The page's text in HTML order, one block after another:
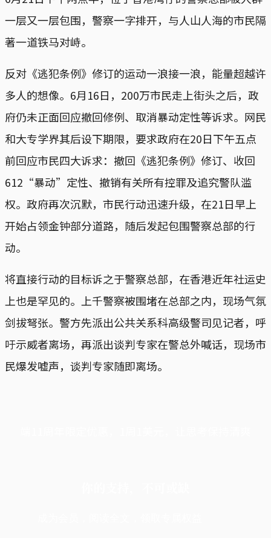
一层又一层包围，警察一字排开，与人山人海的市民隔
著一道铁马对峙。
反对《逃犯条例》修订的运动一浪接一浪，能量超越许
多人的想像。6月16日，200万市民走上街头之后，政
府仍未正面回应撤回修例、取消暴动定性等诉求。网民
和大专学界其后设下期限，要求政府在20日下午五点
前回应市民四大诉求：撤回《逃犯条例》修订、收回
612“暴动”定性、撤销有关所有控罪及追究警队滥
权。政府再次沉默，市民行动迅速升级，在21日早上
开始占领金钟部分道路，随后发起包围警察总部的行
动。
将直接行动的目标诉之于警察总部，在香港近年社运史
上也是罕见的。上千警察被围堵在总部之内，现场气氛
剑拔弩张。警方先派出公共关系科高级警司见记者，呼
吁示威者离场，再派出谈判专家在警总外喊话，现场市
民爆发嘘声，谈判专家随即离场。